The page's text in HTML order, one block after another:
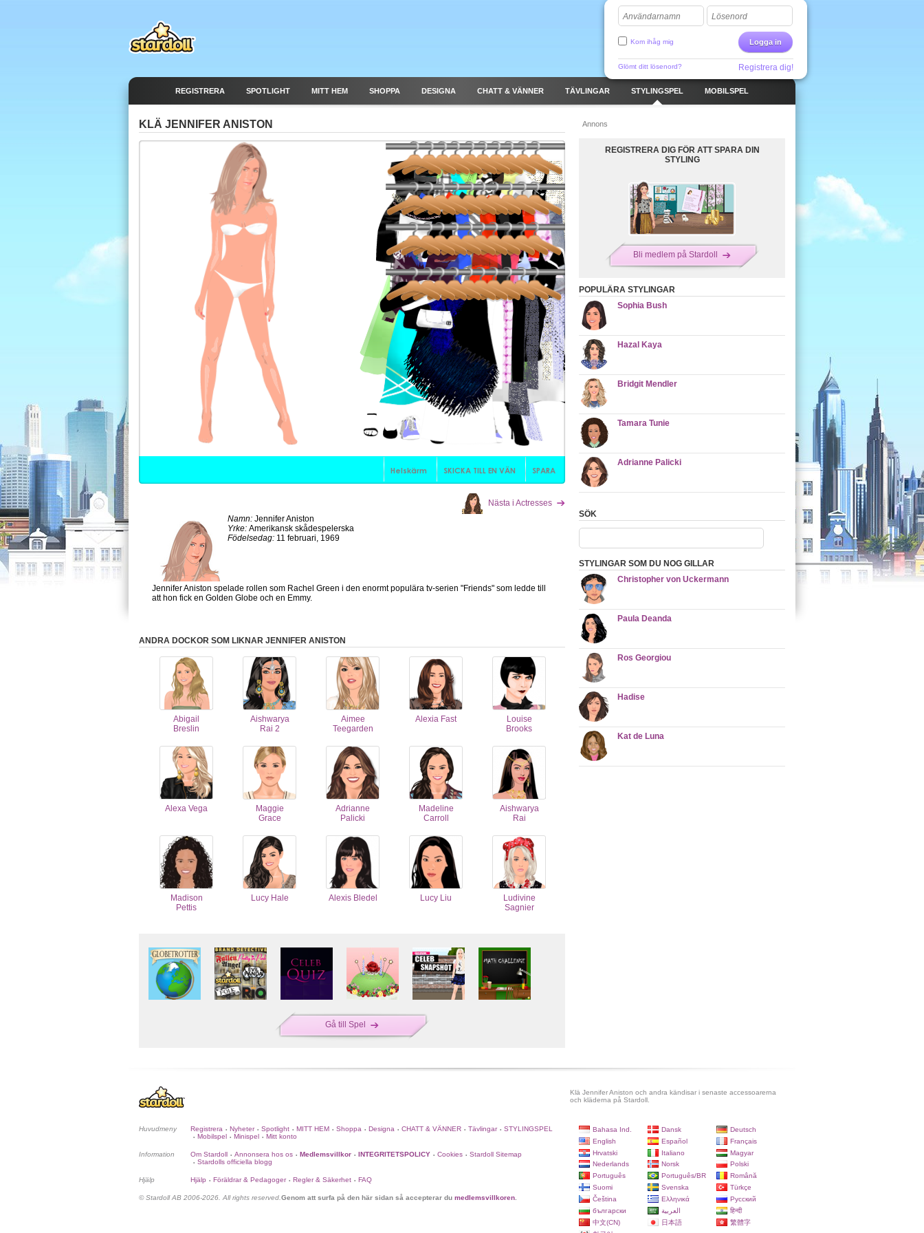
Användarnamn Lösenord
Logga in
Kom ihåg mig
Glömt ditt lösenord? Registrera dig!
REGISTRERA SPOTLIGHT MITT HEM SHOPPA DESIGNA CHATT & VÄNNER TÄVLINGAR STYLINGSPEL MOBILSPEL
KLÄ JENNIFER ANISTON
Nästa i Actresses
Namn: Jennifer Aniston
Yrke: Amerikansk skådespelerska
Födelsedag: 11 februari, 1969
Jennifer Aniston spelade rollen som Rachel Green i den enormt populära tv-serien "Friends" som ledde till
att hon fick en Golden Globe och en Emmy.
ANDRA DOCKOR SOM LIKNAR JENNIFER ANISTON
Abigail
Breslin
Aishwarya
Rai 2
Aimee
Teegarden
Alexia Fast
Louise
Brooks
Alexa Vega
Maggie
Grace
Adrianne
Palicki
Madeline
Carroll
Aishwarya
Rai
Madison
Pettis
Lucy Hale Alexis Bledel Lucy Liu
Ludivine
Sagnier
Gå till Spel
Annons
REGISTRERA DIG FÖR ATT SPARA DIN
STYLING
Bli medlem på Stardoll
POPULÄRA STYLINGAR
Sophia Bush
Hazal Kaya
Bridgit Mendler
Tamara Tunie
Adrianne Palicki
SÖK
STYLINGAR SOM DU NOG GILLAR
Christopher von Uckermann
Paula Deanda
Ros Georgiou
Hadise
Kat de Luna
Klä Jennifer Aniston och andra kändisar i senaste accessoarerna
och kläderna på Stardoll.
Huvudmeny Registrera • Nyheter • Spotlight • MITT HEM • Shoppa • Designa • CHATT & VÄNNER • Tävlingar • STYLINGSPEL
• Mobilspel • Minispel • Mitt konto
Information Om Stardoll • Annonsera hos os • Medlemsvillkor • INTEGRITETSPOLICY • Cookies • Stardoll Sitemap
• Stardolls officiella blogg
Hjälp Hjälp • Föräldrar & Pedagoger • Regler & Säkerhet • FAQ
© Stardoll AB 2006-2026. All rights reserved. Genom att surfa på den här sidan så accepterar du medlemsvillkoren
Bahasa Ind. Dansk
Deutsch
English
Español
Français
Hrvatski
Italiano
Magyar
Nederlands
Norsk
Polski
Português
Português/BR
Română
Suomi
Svenska
Türkçe
Čeština
Ελληνικά
Русский
български
العربية
हिन्दी
中文(CN)
日本語
繁體字